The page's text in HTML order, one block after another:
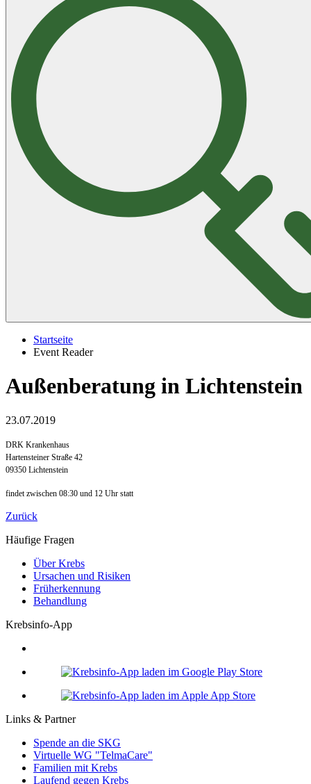
Startseite
Event Reader
Außenberatung in Lichtenstein
23.07.2019
DRK Krankenhaus
Hartensteiner Straße 42
09350 Lichtenstein
findet zwischen 08:30 und 12 Uhr statt
Zurück
Häufige Fragen
Über Krebs
Ursachen und Risiken
Früherkennung
Behandlung
Krebsinfo-App
Links & Partner
Spende an die SKG
Virtuelle WG "TelmaCare"
Familien mit Krebs
Laufend gegen Krebs